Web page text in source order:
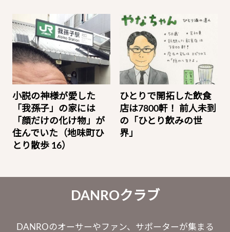
小説の神様が愛した
「我孫子」の家には
「顔だけの化け物」が
住んでいた（地味町ひ
とり散歩 16）
ひとりで開拓した飲食
店は7800軒！ 前人未到
の「ひとり飲みの世
界」
DANROクラブ
DANROのオーサーやファン、サポーターが集まる